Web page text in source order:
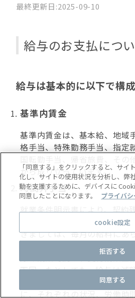
最終更新日:2025-09-10
給与のお支払につ
給与は基本的に以下で構成
基準内賃金
基準内賃金は、基本給、地域
格手当、特殊勤務手当、指定
から成り立っています。
時間外手当
就業条件明示書により、契約
手当：時間外手当の前払）が
きましては、毎月の給料にあ
の時間外残業分の手当が支給
際の残業時間が、契約残業金
下回ったとしても、給与は減
を除く）。なお、契約残業金
に、それぞれの状況、労働時
「同意する」をクリックすると、サイ
化し、サイトの使用状況を分析し、弊
動を支援するために、デバイスに
同意したことになります。
プライバ
cookie設定
拒否する
同意する